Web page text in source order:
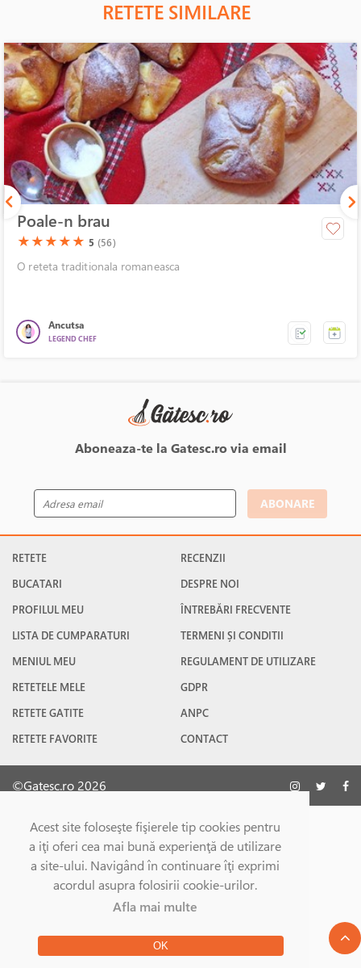
Acest site foloseşte fişierele tip cookies pentru
a iţi oferi cea mai bună experienţă de utilizare
a site-ului. Navigând în continuare îţi exprimi
acordul asupra folosirii cookie-urilor.
Afla mai multe
OK
RETETE SIMILARE
Poale-n brau
(*)
★(*)
★(*)
★(*)
★(*)
★ 5 (56)
O reteta traditionala romaneasca
Ancutsa
LEGEND CHEF
Aboneaza-te la Gatesc.ro via email
ABONARE
RETETE
BUCATARI
PROFILUL MEU
LISTA DE CUMPARATURI
MENIUL MEU
RETETELE MELE
RETETE GATITE
RETETE FAVORITE
RECENZII
DESPRE NOI
ÎNTREBĂRI FRECVENTE
TERMENI ȘI CONDITII
REGULAMENT DE UTILIZARE
GDPR
ANPC
CONTACT
©Gatesc.ro 2026